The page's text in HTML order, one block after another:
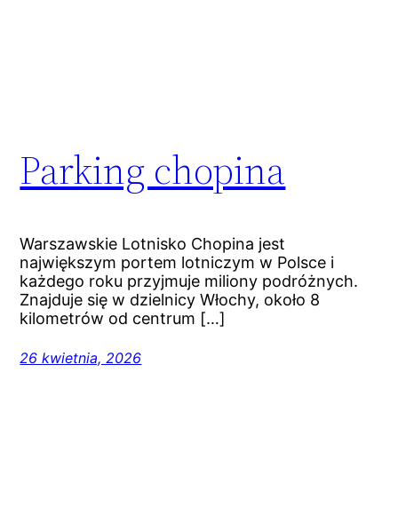
Parking chopina
Warszawskie Lotnisko Chopina jest
największym portem lotniczym w Polsce i
każdego roku przyjmuje miliony podróżnych.
Znajduje się w dzielnicy Włochy, około 8
kilometrów od centrum […]
26 kwietnia, 2026